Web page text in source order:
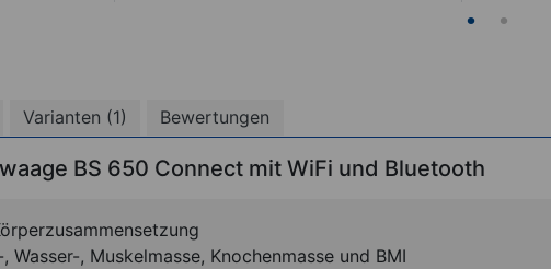
Varianten (1) Bewertungen
BS 650 Connect mit WiFi und Bluetooth
, Muskelmasse, Knochenmasse und BMI